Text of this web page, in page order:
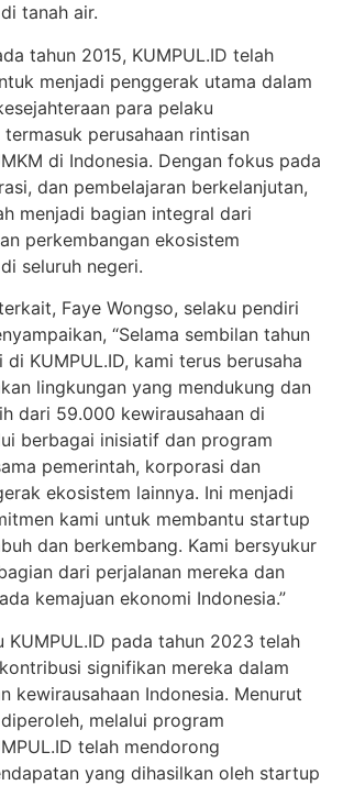
tanah air.
tahun 2015, KUMPUL.ID telah
menjadi penggerak utama dalam
para pelaku
termasuk perusahaan rintisan
di Indonesia. Dengan fokus pada
dan pembelajaran berkelanjutan,
menjadi bagian integral dari
perkembangan ekosistem
seluruh negeri.
Faye Wongso, selaku pendiri
“Selama sembilan tahun
di KUMPUL.ID, kami terus berusaha
lingkungan yang mendukung dan
dari 59.000 kewirausahaan di
berbagai inisiatif dan program
pemerintah, korporasi dan
ekosistem lainnya. Ini menjadi
kami untuk membantu startup
dan berkembang. Kami bersyukur
dari perjalanan mereka dan
kemajuan ekonomi Indonesia.”
KUMPUL.ID pada tahun 2023 telah
signifikan mereka dalam
kewirausahaan Indonesia. Menurut
melalui program
telah mendorong
yang dihasilkan oleh startup